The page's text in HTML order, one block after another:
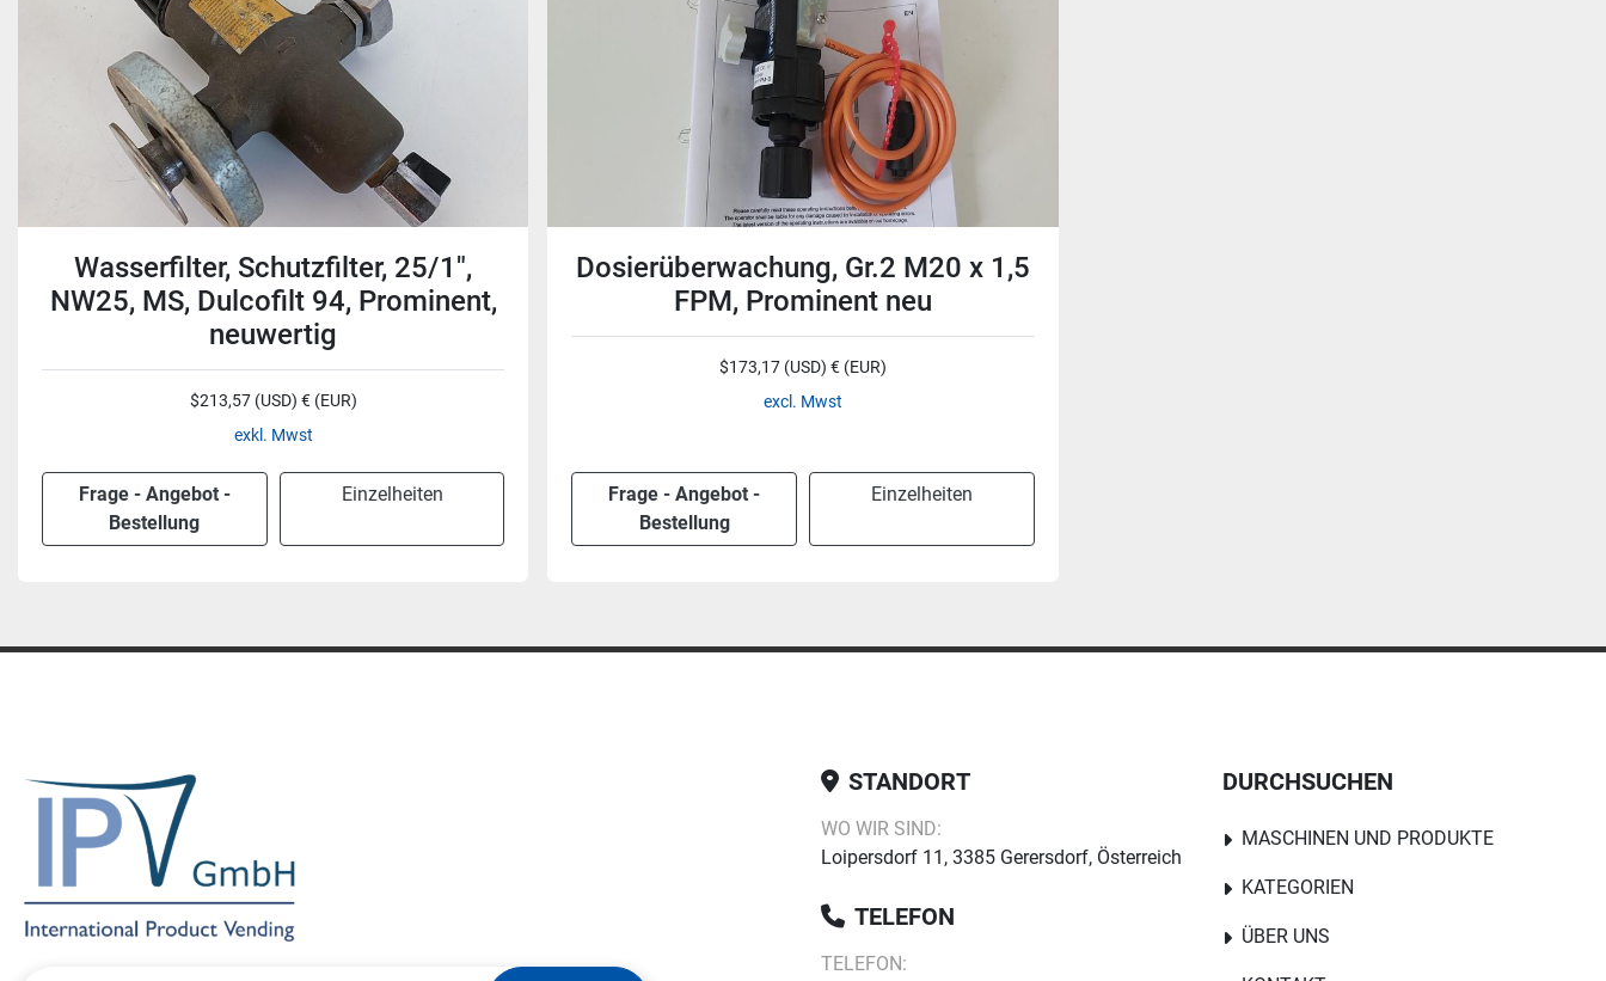
Wasserfilter, Schutzfilter, 25/1",
NW25, MS, Dulcofilt 94, Prominent,
neuwertig
$213,57 (USD) € (EUR)
exkl. Mwst
Frage - Angebot -
Bestellung
Einzelheiten
Dosierüberwachung, Gr.2 M20 x 1,5
FPM, Prominent neu
$173,17 (USD) € (EUR)
excl. Mwst
Frage - Angebot -
Bestellung
Einzelheiten
STANDORT
WO WIR SIND:
Loipersdorf 11, 3385 Gerersdorf, Österreich
TELEFON
TELEFON:
DURCHSUCHEN
MASCHINEN UND PRODUKTE
KATEGORIEN
ÜBER UNS